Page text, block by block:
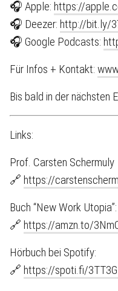
🎧 Apple: https://
🎧 Deezer: http://bit.ly/
🎧 Google Podcasts:
Für Infos + Kontakt:
Bis bald in der nächsten
Links:
Prof. Carsten Schermuly
🔗 https://
Buch “New Work Utopia”:
🔗 https://amzn.to/
Hörbuch bei Spotify:
🔗 https://spoti.fi/